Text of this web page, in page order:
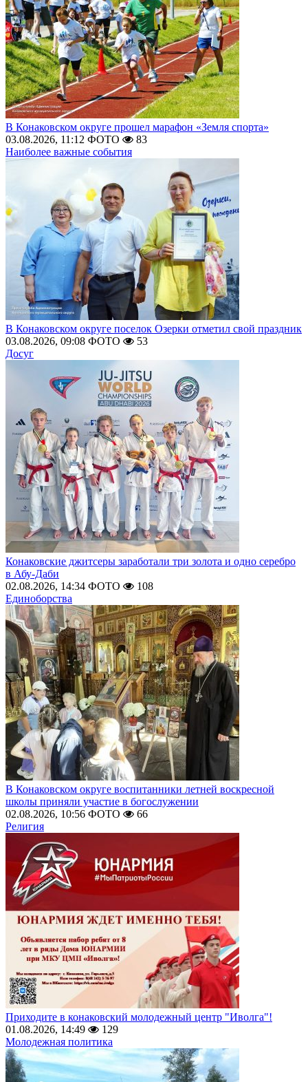
В Конаковском округе прошел марафон «Земля спорта»
03.08.2026, 11:12 ФОТО
83
Наиболее важные события
В Конаковском округе поселок Озерки отметил свой праздник
03.08.2026, 09:08 ФОТО
53
Досуг
Конаковские джитсеры заработали три золота и одно серебро
в Абу-Даби
02.08.2026, 14:34 ФОТО
108
Единоборства
В Конаковском округе воспитанники летней воскресной
школы приняли участие в богослужении
02.08.2026, 10:56 ФОТО
66
Религия
Приходите в конаковский молодежный центр "Иволга"!
01.08.2026, 14:49
129
Молодежная политика